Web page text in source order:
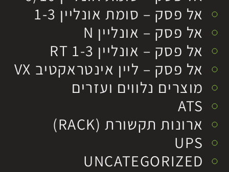
אל פסק – סומת אונליין 1-3
אל פסק – אונליין N
אל פסק – אונליין RT 1-3
אל פסק – ליין אינטראקטיב VX
מוצרים נלווים ועזרים
ATS
ארונות תקשורת (RACK)
UPS
UNCATEGORIZED